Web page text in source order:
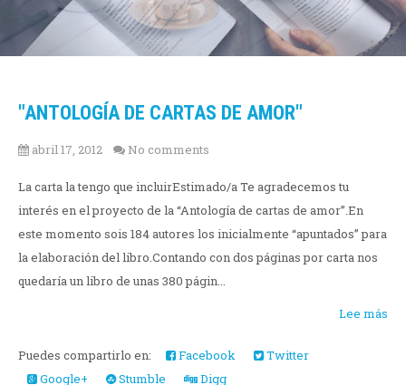
"ANTOLOGÍA DE CARTAS DE AMOR"
abril 17, 2012 No comments
La carta la tengo que incluirEstimado/a Te agradecemos tu
interés en el proyecto de la “Antología de cartas de amor”.En
este momento sois 184 autores los inicialmente “apuntados” para
la elaboración del libro.Contando con dos páginas por carta nos
quedaría un libro de unas 380 págin...
Lee más
Puedes compartirlo en: Facebook
Twitter
Google+
Stumble Digg